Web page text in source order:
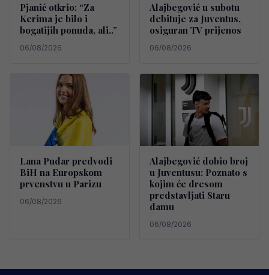
Pjanić otkrio: “Za
Kerima je bilo i
bogatijih ponuda, ali..”
06/08/2026
Alajbegović u subotu
debituje za Juventus,
osiguran TV prijenos
06/08/2026
Lana Pudar predvodi
BiH na Europskom
prvenstvu u Parizu
06/08/2026
Alajbegović dobio broj
u Juventusu: Poznato s
kojim će dresom
predstavljati Staru
damu
06/08/2026